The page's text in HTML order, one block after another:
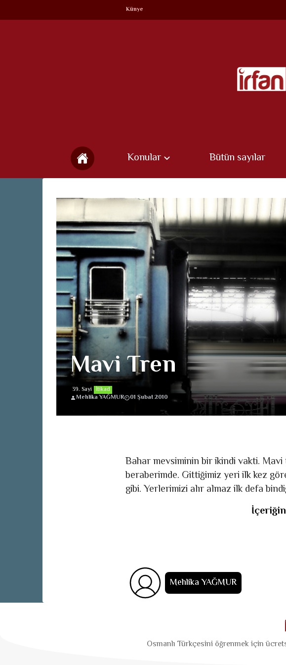
Künye
Konular Bütün sayılar
Mavi Tren
39. Sayi İtikad
Mehlika YAĞMUR
01 Şubat 2010
Bahar mevsiminin bir ikindi vakti.
beraberimde. Gittiğimiz yeri ilk kez
gibi. Yerlerimizi alır almaz ilk defa
Mehlika YAĞMUR
Osmanlı Türkçesini öğrenmek için